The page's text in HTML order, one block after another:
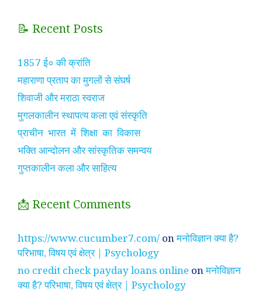
📝 Recent Posts
1857 ई० की क्रांति
महाराणा प्रताप का मुगलों से संघर्ष
शिवाजी और मराठा स्वराज
मुगलकालीन स्थापत्य कला एवं संस्कृति
प्राचीन भारत में शिक्षा का विकास
भक्ति आन्दोलन और सांस्कृतिक समन्वय
गुप्तकालीन कला और साहित्य
📩 Recent Comments
https://www.cucumber7.com/ onमनोविज्ञान क्या है?
परिभाषा, विषय एवं क्षेत्र | Psychology
no credit check payday loans online onमनोविज्ञान
क्या है? परिभाषा, विषय एवं क्षेत्र | Psychology